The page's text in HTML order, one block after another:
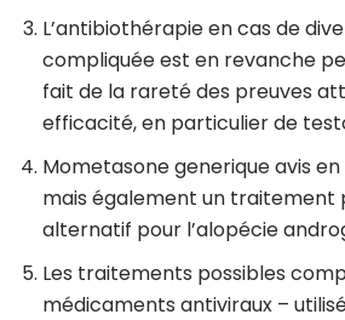
L’antibiothérapie en cas de
compliquée est en revanche
fait de la rareté des preuves
efficacité, en particulier de
Mometasone generique avis
mais également un traitement
alternatif pour l’alopécie
Les traitements possibles
médicaments antiviraux –